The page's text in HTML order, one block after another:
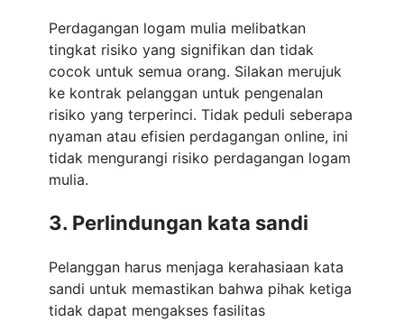
Perdagangan logam mulia melibatkan
tingkat risiko yang signifikan dan tidak
cocok untuk semua orang. Silakan merujuk
ke kontrak pelanggan untuk pengenalan
risiko yang terperinci. Tidak peduli seberapa
nyaman atau efisien perdagangan online, ini
tidak mengurangi risiko perdagangan logam
mulia.
3. Perlindungan kata sandi
Pelanggan harus menjaga kerahasiaan kata
sandi untuk memastikan bahwa pihak ketiga
tidak dapat mengakses fasilitas